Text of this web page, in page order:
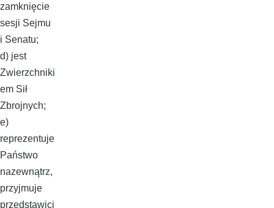
zamknięcie
sesji Sejmu
i Senatu;
d) jest
Zwierzchniki
em Sił
Zbrojnych;
e)
reprezentuje
Państwo
nazewnątrz,
przyjmuje
przedstawici